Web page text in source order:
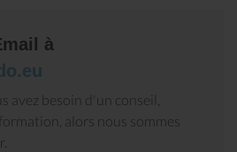
à
avez besoin d'un conseil,
alors nous sommes